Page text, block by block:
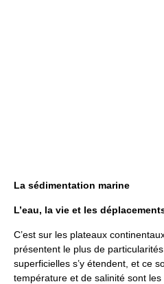
La sédimentation marine
L’eau, la vie et les
C’est sur les plateaux
présentent le plus de
superficielles s’y étendent, et ce
température et de salinité sont les